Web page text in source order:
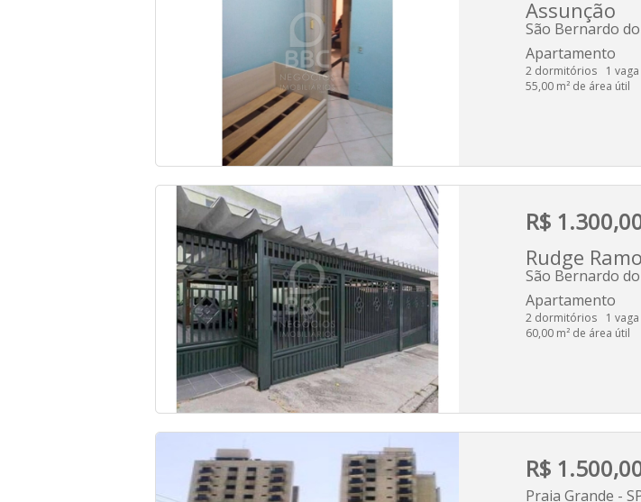
Assunção
São Bernardo
Apartamento
2 dormitórios
1 vaga
55,00 m² de área útil
R$
Rudge
São Bernardo
Apartamento
2 dormitórios
1 vaga
60,00 m² de área útil
R$
Praia Grande -